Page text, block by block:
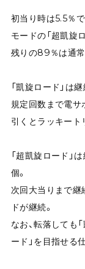
初当り時は5.5％
モードの「超凱旋
残りの89％は通常
「凱旋ロード」は
規定回数まで電サ
引くとラッキート
「超凱旋ロード」
個。
次回大当りまで継
ドが継続。
なお、転落しても
ード」を目指せる